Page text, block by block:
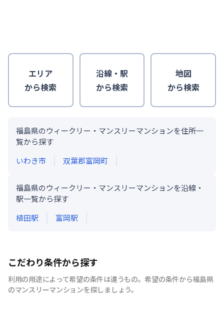
エリア
から検索
沿線・駅
から検索
地図
から検索
福島県のウィークリー・マンスリーマンションを住所一
覧から探す
いわき市
双葉郡富岡町
福島県のウィークリー・マンスリーマンションを沿線・
駅一覧から探す
植田駅 富岡駅
こだわり条件から探す
利用の用途によって希望の条件は違うもの。希望の条件から福島県
のマンスリーマンションを探しましょう。